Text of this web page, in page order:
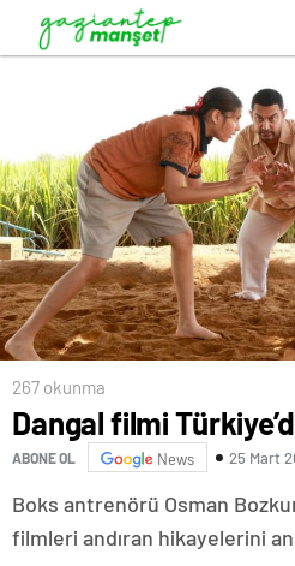
267 okunma
Dangal filmi
ABONE OL News 25 Mart
Boks antrenörü Osman
filmleri andıran hikayelerini